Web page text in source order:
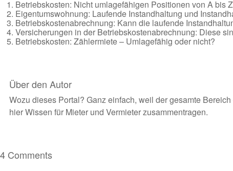
Betriebskosten: Nicht umlagefähigen Positionen von A bis Z
Eigentumswohnung: Laufende Instandhaltung und
Betriebskostenabrechnung: Kann die laufende
Versicherungen in der Betriebskostenabrechnung: Diese
Betriebskosten: Zählermiete – Umlagefähig oder nicht?
Über den Autor
Wozu dieses Portal? Ganz einfach, weil der gesamte
hier Wissen für Mieter und Vermieter zusammentragen.
4 Comments